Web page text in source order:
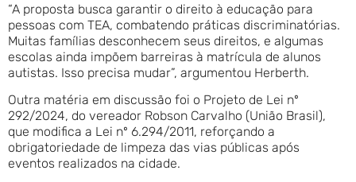
“A proposta busca garantir o direito à educação para
pessoas com TEA, combatendo práticas discriminatórias.
Muitas famílias desconhecem seus direitos, e algumas
escolas ainda impõem barreiras à matrícula de alunos
autistas. Isso precisa mudar”, argumentou Herberth.
Outra matéria em discussão foi o Projeto de Lei nº
292/2024, do vereador Robson Carvalho (União Brasil),
que modifica a Lei nº 6.294/2011, reforçando a
obrigatoriedade de limpeza das vias públicas após
eventos realizados na cidade.